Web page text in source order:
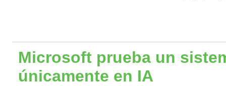
Microsoft prueba un
únicamente en IA